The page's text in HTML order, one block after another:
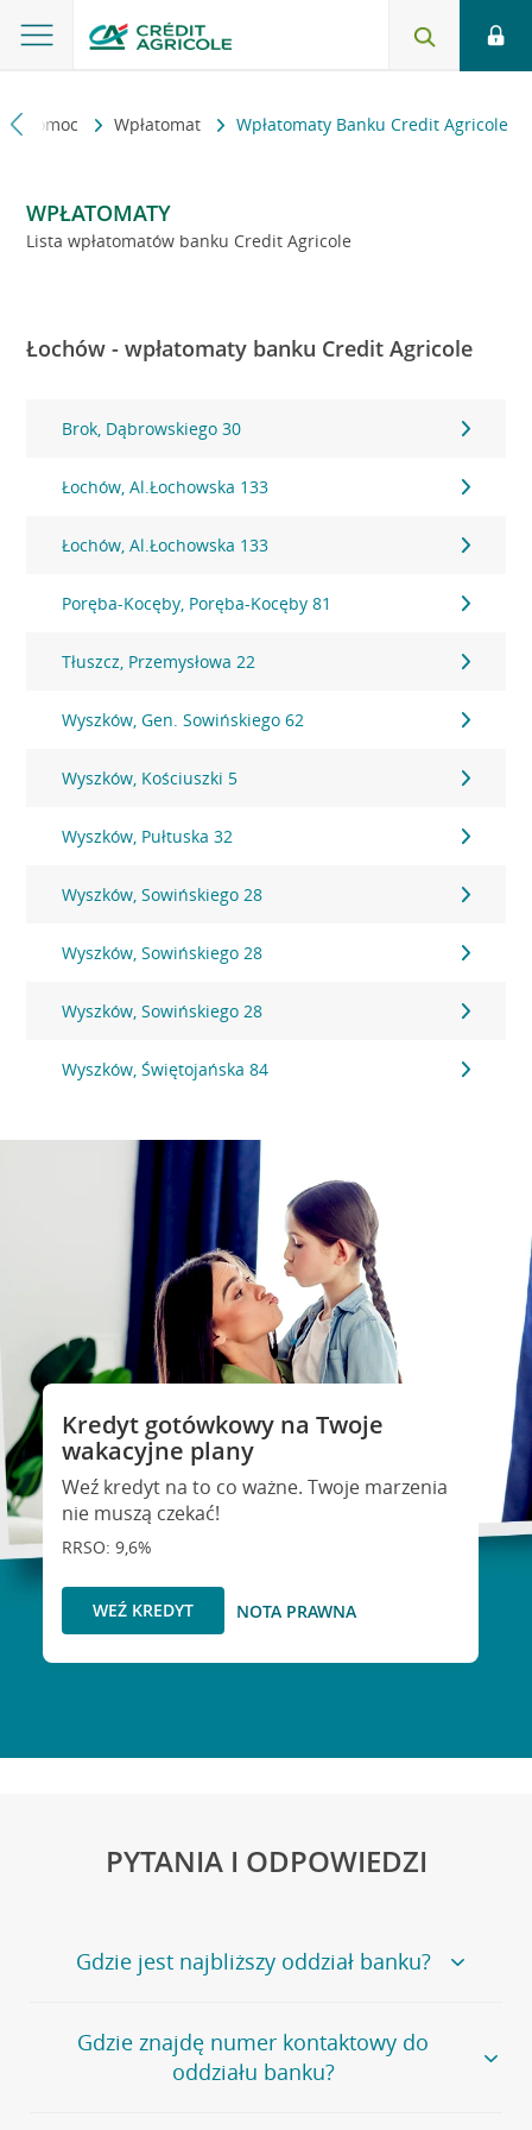
i pomoc Wpłatomat Wpłatomaty Banku Credit Agricole
WPŁATOMATY
Lista wpłatomatów banku Credit Agricole
Łochów - wpłatomaty banku Credit Agricole
Brok, Dąbrowskiego 30
Łochów, Al.Łochowska 133
Łochów, Al.Łochowska 133
Poręba-Kocęby, Poręba-Kocęby 81
Tłuszcz, Przemysłowa 22
Wyszków, Gen. Sowińskiego 62
Wyszków, Kościuszki 5
Wyszków, Pułtuska 32
Wyszków, Sowińskiego 28
Wyszków, Sowińskiego 28
Wyszków, Sowińskiego 28
Wyszków, Świętojańska 84
Kredyt gotówkowy na Twoje
wakacyjne plany
Weź kredyt na to co ważne. Twoje marzenia
nie muszą czekać!
RRSO: 9,6%
WEŹ KREDYT NOTA PRAWNA
PYTANIA I ODPOWIEDZI
Gdzie jest najbliższy oddział banku?
Jeśli szukasz oddziału naszego banku, zapraszamy na
stronęPlacówki i bankomaty, na której znajduje się
wygodna wyszukiwarka.
Gdzie znajdę numer kontaktowy do
oddziału banku?